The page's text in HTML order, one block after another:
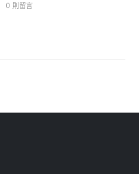
0 則留言